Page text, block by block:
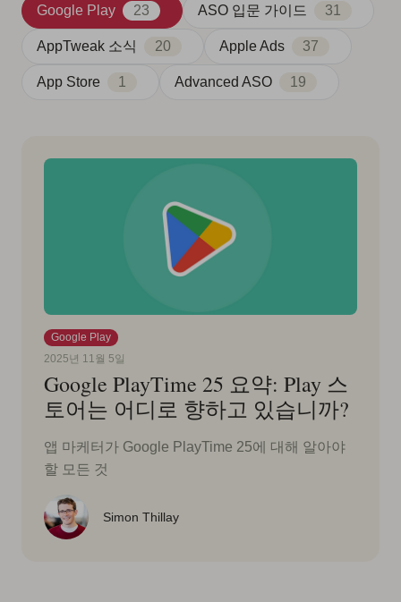
Google Play 23 ASO 입문 가이드 31
AppTweak 소식 20 Apple Ads 37
App Store 1 Advanced ASO 19
Google Play
2025년 11월 5일
Google PlayTime 25 요약: Play 스
토어는 어디로 향하고 있습니까?
앱 마케터가 Google PlayTime 25에 대해 알아야
할 모든 것
Simon Thillay